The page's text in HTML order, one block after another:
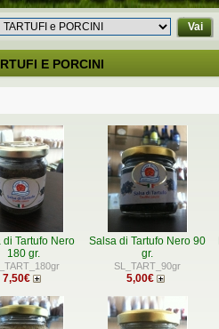
Vai
E PORCINI
di Tartufo Nero
180 gr.
7,50€
Salsa di Tartufo Nero 90
gr.
SL_TART_90gr
5,00€